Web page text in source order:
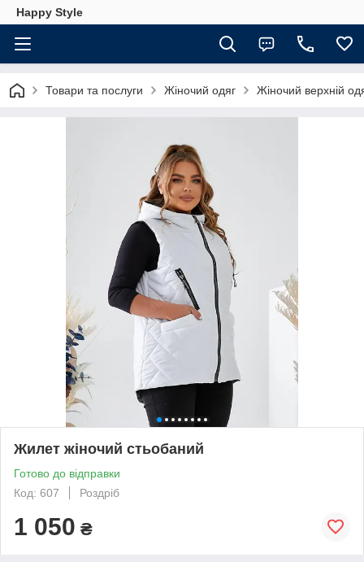
Happy Style
Товари та послуги Жіночий одяг Жіночий верхній
Жилет жіночий стьобаний
Готово до відправки
Код: 607
Роздріб
1 050 ₴